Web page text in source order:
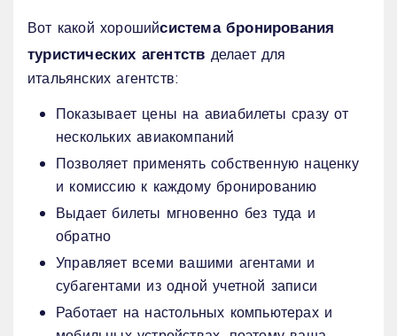
Вот какой хорошийсистема бронирования
туристических агентств делает для
итальянских агентств:
Показывает цены на авиабилеты сразу от
нескольких авиакомпаний
Позволяет применять собственную наценку
и комиссию к каждому бронированию
Выдает билеты мгновенно без туда и
обратно
Управляет всеми вашими агентами и
субагентами из одной учетной записи
Работает на настольных компьютерах и